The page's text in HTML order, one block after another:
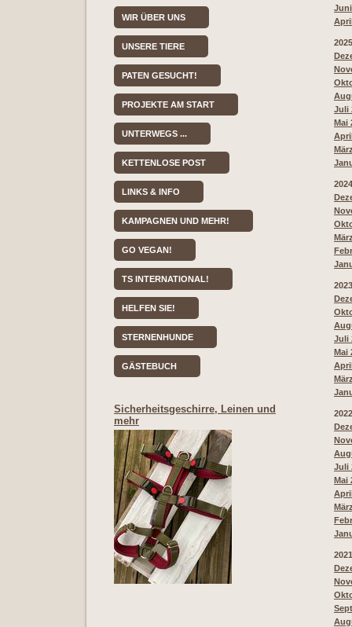
WIR ÜBER UNS
UNSERE TIERE
PATEN GESUCHT!
PROJEKTE AM START
UNTERWEGS ...
KETTENLOSE POST
LINKS & INFO
KAMPAGNEN UND MEHR!
GO VEGAN!
TS INTERNATIONAL!
HELFEN SIE!
STERNENHUNDE
GÄSTEBUCH
Sicherheitsgeschirre, Leinen und
mehr
2025
Juli
Mai
2024
2023
Juli
Mai
2022
Juli
Mai
2021